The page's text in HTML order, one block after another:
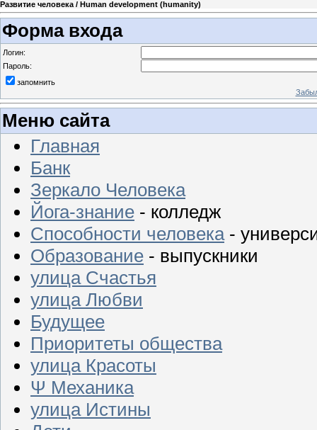
Развитие человека / Human development (humanity)
Форма входа
Логин:
Пароль:
запомнить
Меню сайта
Главная
Банк
Зеркало Человека
Йога-знание - колледж
Способности человека-
Образование - выпускники
улица Счастья
улица Любви
Будущее
Приоритеты общества
улица Красоты
Ψ Механика
улица Истины